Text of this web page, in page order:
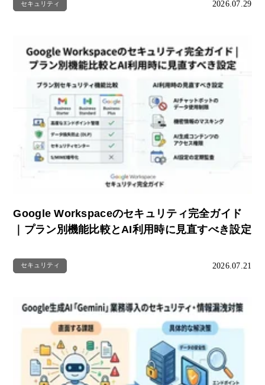
セキュリティ 2026.07.29
Google Workspaceのセキュリティ完全ガイド
｜プラン別機能比較とAI利用時に見直すべき設定
セキュリティ 2026.07.21